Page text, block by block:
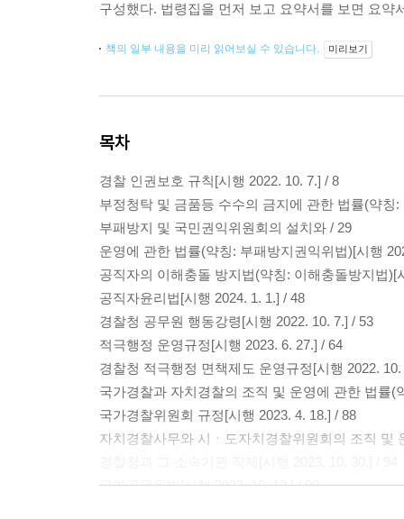
구성했다. 법령집을 먼저 보고 요약서를 보면 요
책의 일부 내용을 미리 읽어보실 수 있습니다. 미리보기
목차
경찰 인권보호 규칙[시행 2022. 10. 7.] / 8
부정청탁 및 금품등 수수의 금지에 관한 법률(약칭
부패방지 및 국민권익위원회의 설치와 / 29
운영에 관한 법률(약칭: 부패방지권익위법)[시행
공직자의 이해충돌 방지법(약칭: 이해충돌방지법)[
공직자윤리법[시행 2024. 1. 1.] / 48
경찰청 공무원 행동강령[시행 2022. 10. 7.] / 53
적극행정 운영규정[시행 2023. 6. 27.] / 64
경찰청 적극행정 면책제도 운영규정[시행 2022. 10.
국가경찰과 자치경찰의 조직 및 운영에 관한 법률(
국가경찰위원회 규정[시행 2023. 4. 18.] / 88
자치경찰사무와 시ㆍ도자치경찰위원회의 조직 및
국가공무원법[시행 2023. 10. 12.] / 99